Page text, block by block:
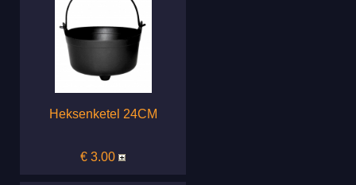
Heksenketel 24CM
€ 3.00